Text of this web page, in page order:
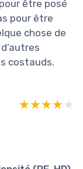
être posé
pour être
chose de
costauds.
★★★★★
★★★★★